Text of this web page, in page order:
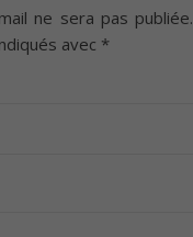
ne sera pas publiée.
avec *